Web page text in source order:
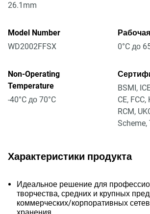
26.1mm
Model Number
WD2002FFSX
0°C до
Non-Operating
Temperature
-40°C до 70°C
BSMI,
CE,
RCM,
Scheme,
Характеристики продукта
Идеальное решение для
творчества, средних и крупных
коммерческих/корпоративных